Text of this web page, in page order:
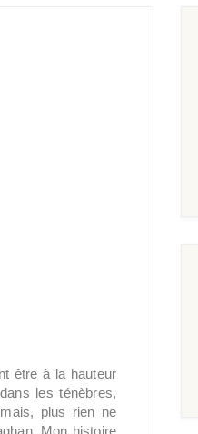
être à la hauteur
les ténèbres,
plus rien ne
Mon histoire